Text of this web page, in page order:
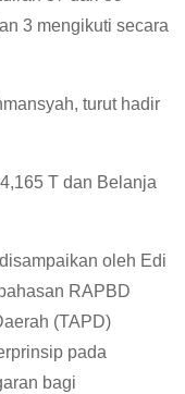
3 mengikuti secara
turut hadir
T dan Belanja
oleh Edi
RAPBD
(TAPD)
pada
bagi